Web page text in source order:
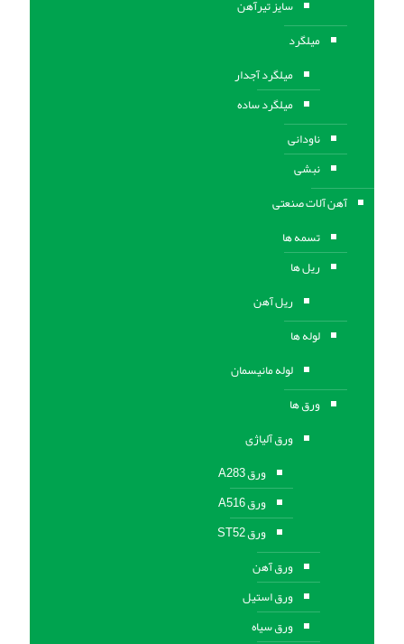
سایز تیرآهن
میلگرد
میلگرد آجدار
میلگرد ساده
ناودانی
نبشی
آهن آلات صنعتی
تسمه ها
ریل ها
ریل آهن
لوله ها
لوله مانیسمان
ورق ها
ورق آلیاژی
ورق A283
ورق A516
ورق ST52
ورق آهن
ورق استیل
ورق سیاه